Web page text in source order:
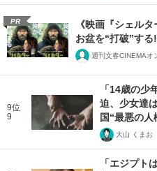
PR
《映画『シェル
お盆を“打破”する
週刊文春CINEMAオ
9位
9
「14歳の
迫、少女達
国“最悪の
大山 くまお
「エジプト